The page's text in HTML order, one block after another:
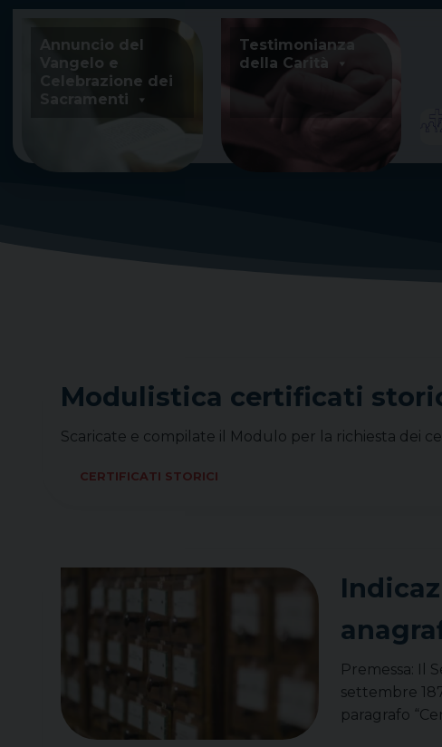
Skip
content
Annuncio del
Vangelo e
Celebrazione dei
Sacramenti
Testimonianza
della Carità
Modulistica certificati
Scaricate e compilate il Modulo per la richiesta dei
CERTIFICATI STORICI
Premessa: Il
settembre
paragrafo